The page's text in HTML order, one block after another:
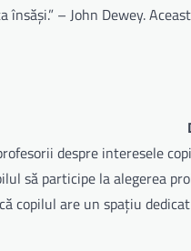
– John Dewey.
despre interesele
să participe la alegerea
copilul are un spațiu